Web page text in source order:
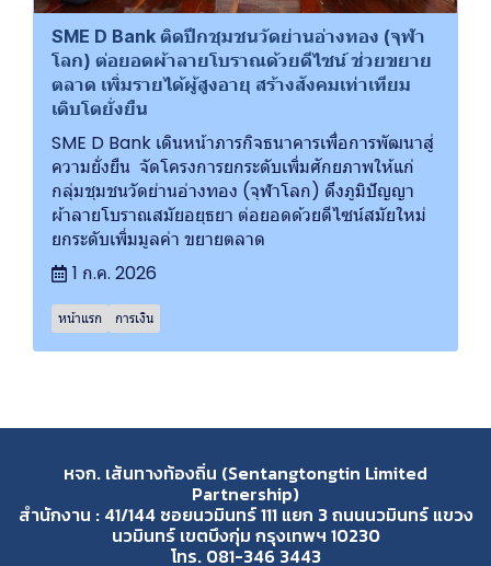
SME D Bank ติดปีกชุมชนวัดย่านอ่างทอง (จุฬา
โลก) ต่อยอดผ้าลายโบราณด้วยดีไซน์ ช่วยขยาย
ตลาด เพิ่มรายได้ผู้สูงอายุ สร้างสังคมเท่าเทียม
เติบโตยั่งยืน
SME D Bank เดินหน้าภารกิจธนาคารเพื่อการพัฒนาสู่
ความยั่งยืน จัดโครงการยกระดับเพิ่มศักยภาพให้แก่
กลุ่มชุมชนวัดย่านอ่างทอง (จุฬาโลก) ดึงภูมิปัญญา
ผ้าลายโบราณสมัยอยุธยา ต่อยอดด้วยดีไซน์สมัยใหม่
ยกระดับเพิ่มมูลค่า ขยายตลาด
1 ก.ค. 2026
หน้าแรก การเงิน
หจก. เส้นทางท้องถิ่น (Sentangtongtin Limited
Partnership)
สำนักงาน : 41/144 ซอยนวมินทร์ 111 แยก 3 ถนนนวมินทร์ แขวง
นวมินทร์ เขตบึงกุ่ม กรุงเทพฯ 10230
โทร. 081-346 3443